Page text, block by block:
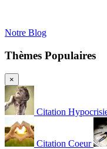
Notre Blog
Thèmes Populaires
×
Citation
Citation Coeur